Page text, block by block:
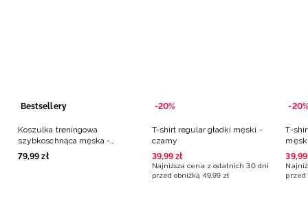
Bestsellery
Koszulka treningowa
szybkoschnąca męska -
czarna
79,99 zł
-20%
T-shirt regular gładki męski -
czarny
39,99 zł
Najniższa cena z ostatnich 30 dni
przed obniżką 49,99 zł
-20%
T-
39,99
przed